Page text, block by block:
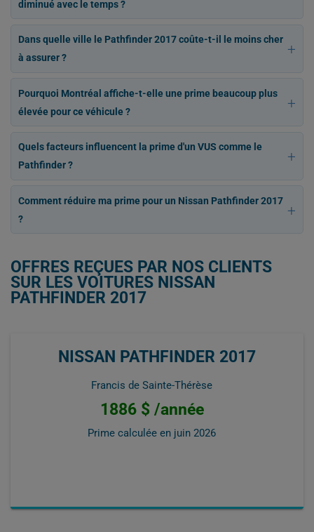
diminué avec le temps ?
Dans quelle ville le Pathfinder 2017 coûte-t-il le moins cher
à assurer ?
Pourquoi Montréal affiche-t-elle une prime beaucoup plus
élevée pour ce véhicule ?
Quels facteurs influencent la prime d'un VUS comme le
Pathfinder ?
Comment réduire ma prime pour un Nissan Pathfinder 2017
?
OFFRES REÇUES PAR NOS CLIENTS
SUR LES VOITURES NISSAN
PATHFINDER 2017
NISSAN PATHFINDER 2017
Francis de Sainte-Thérèse
1886 $ /année
Prime calculée en juin 2026